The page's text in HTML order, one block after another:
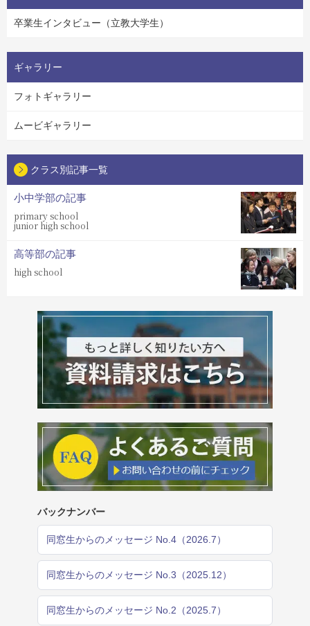
卒業生インタビュー（立教大学生）
ギャラリー
フォトギャラリー
ムービギャラリー
クラス別記事一覧
小中学部の記事
primary school
junior high school
高等部の記事
high school
バックナンバー
同窓生からのメッセージ No.4（2026.7）
同窓生からのメッセージ No.3（2025.12）
同窓生からのメッセージ No.2（2025.7）